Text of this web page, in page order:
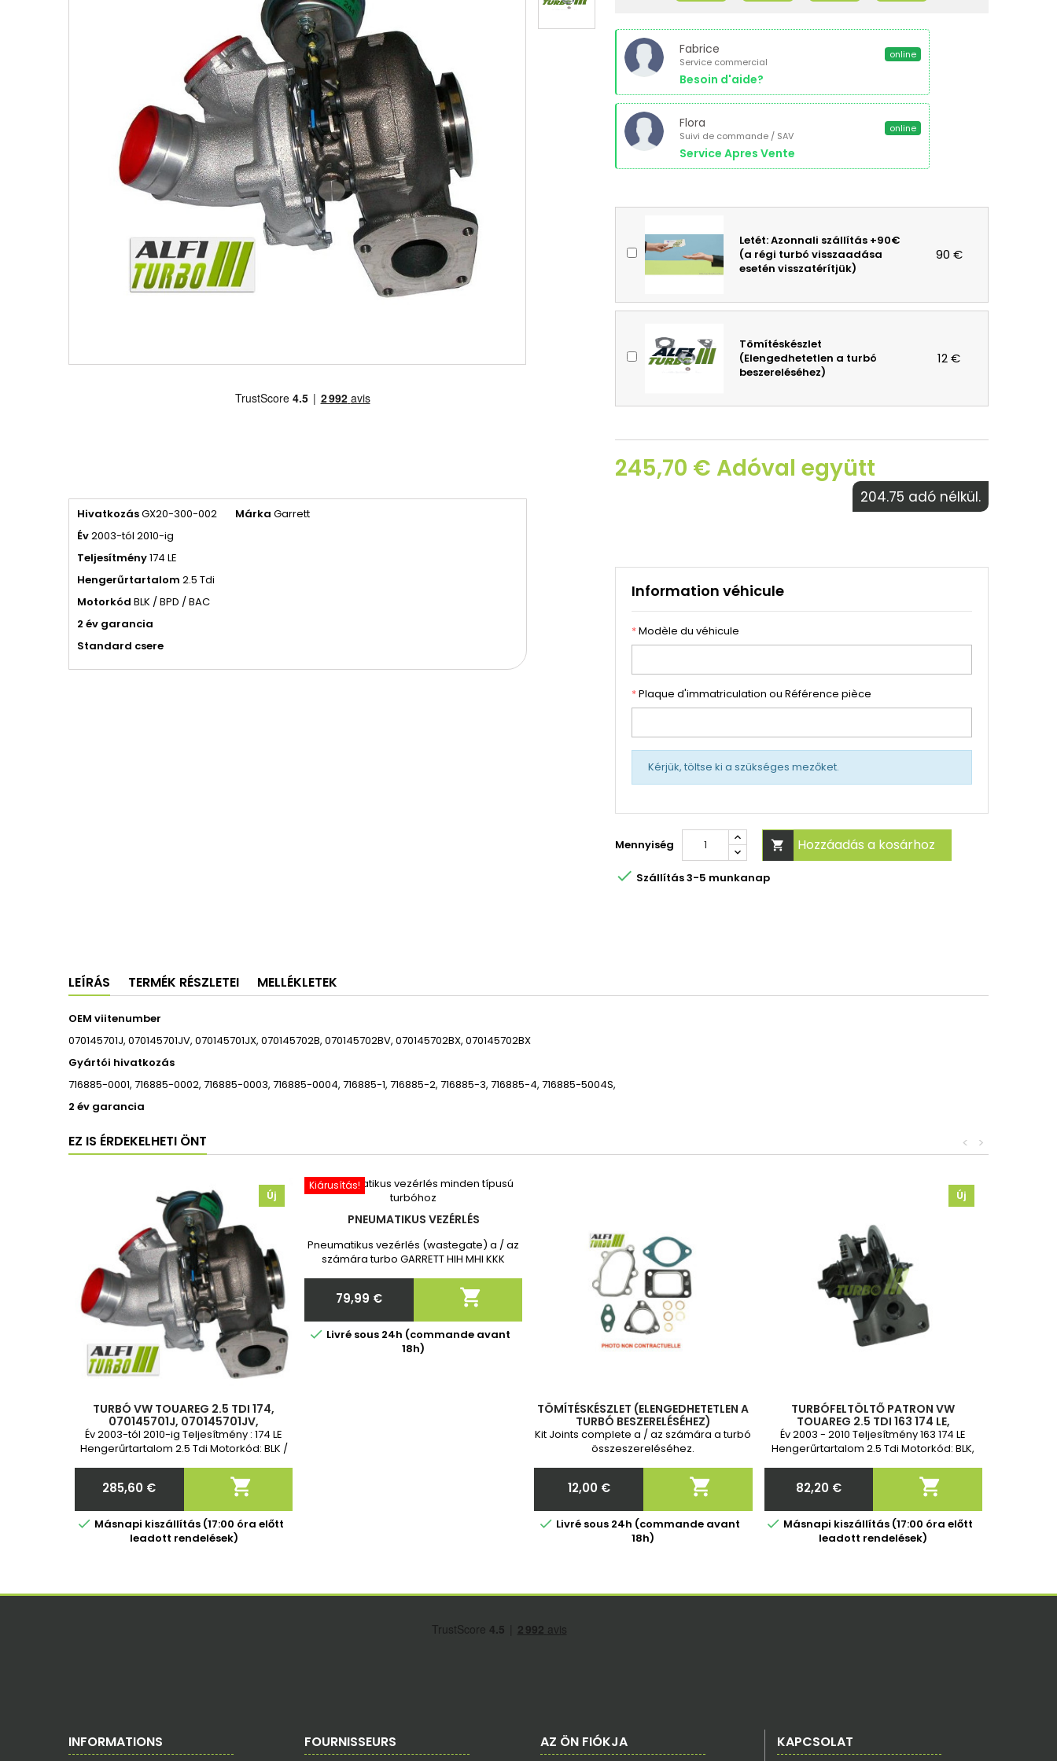
HivatkozásGX20-300-002 Márka Garrett
Év2003-tól 2010-ig
Teljesítmény174 LE
Hengerűrtartalom 2.5 Tdi
Motorkód BLK / BPD / BAC
2 év garancia
Standard csere
Fabrice
Service commercial
Besoin d'aide?
online
Flora
Suivi de commande / SAV
Service Apres Vente
online
Letét: Azonnali szállítás +90€
(a régi turbó visszaadása
esetén visszatérítjük)
90 €
Tömítéskészlet
(Elengedhetetlen a turbó
beszereléséhez)
12 €
245,70 € Adóval együtt
204.75 adó nélkül.
Information véhicule
*Modèle du véhicule
*Plaque d'immatriculation ou Référence pièce
Kérjük, töltse ki a szükséges mezőket.
Mennyiség  Hozzáadás a kosárhoz
 Szállítás 3-5 munkanap
LEÍRÁS TERMÉK RÉSZLETEI MELLÉKLETEK
OEM viitenumber
070145701J, 070145701JV, 070145701JX, 070145702B, 070145702BV, 070145702BX, 070145702BX
Gyártói hivatkozás
716885-0001, 716885-0002, 716885-0003, 716885-0004, 716885-1, 716885-2, 716885-3, 716885-4, 716885-5004S,
2 év garancia
EZ IS ÉRDEKELHETI ÖNT >
<
Új
TURBÓ VW TOUAREG 2.5 TDI 174,
070145701J, 070145701JV,
070145701JX, 070145702B,
070145702BV, 070145702BX, 716885-
Év 2003-tól 2010-ig Teljesítmény : 174 LE
Hengerűrtartalom 2.5 Tdi Motorkód: BLK /
Ár
285,60 € 
 Másnapi kiszállítás (17:00 óra előtt
leadott rendelések)
Kiárusítás!
PNEUMATIKUS VEZÉRLÉS
Pneumatikus vezérlés (wastegate) a / az
számára turbo GARRETT HIH MHI KKK
garanciával. Megrendelés után kérjük,
adja meg nekünk a turbó pontos
Ár
79,99 € 
 Livré sous 24h (commande avant
18h)
TÖMÍTÉSKÉSZLET (ELENGEDHETETLEN A
TURBÓ BESZERELÉSÉHEZ)
Kit Joints complete a / az számára a turbó
összeszereléséhez.
Ár
12,00 € 
 Livré sous 24h (commande avant
18h)
Új
TURBÓFELTÖLTŐ PATRON VW
TOUAREG 2.5 TDI 163 174 LE,
070145701J, 070145702B,
070145702BX, 070145701JX,
070145701JX, 070145701Q, 7
Év 2003 - 2010 Teljesítmény 163 174 LE
Hengerűrtartalom 2.5 Tdi Motorkód: BLK,
Ár
82,20 € 
 Másnapi kiszállítás (17:00 óra előtt
leadott rendelések)
INFORMATIONS FOURNISSEURS AZ ÖN FIÓKJA KAPCSOLAT